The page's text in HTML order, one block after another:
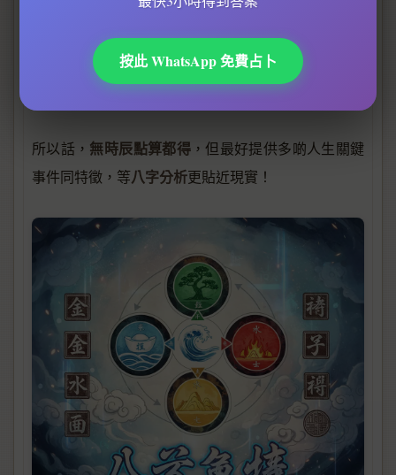
占卜問出佢性格外向、34歲離婚，再對照
組合，推斷時柱係「戌時」（19-21點），後來客
人確認童年相片背面寫住「20:30出生」，證明推算合
所以話， 無時辰點算都得 ，但最好提供多啲人生關鍵
事件同特徵，等八字分析更貼近現實！
按此 WhatsApp 免費占卜